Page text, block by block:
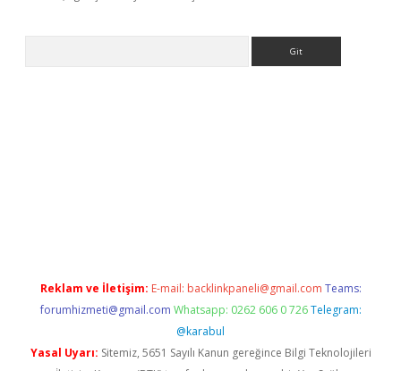
Reklam ve İletişim: E-mail: backlinkpaneli@gmail.com Teams:
forumhizmeti@gmail.com Whatsapp: 0262 606 0 726 Telegram:
@karabul
Yasal Uyarı: Sitemiz, 5651 Sayılı Kanun gereğince Bilgi Teknolojileri